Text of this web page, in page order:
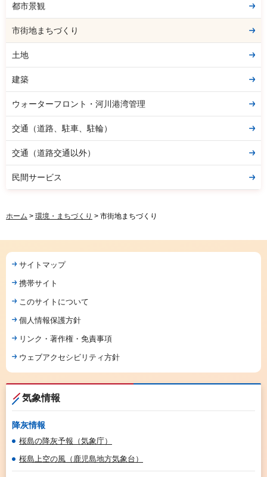
都市景観
市街地まちづくり
土地
建築
ウォーターフロント・河川港湾管理
交通（道路、駐車、駐輪）
交通（道路交通以外）
民間サービス
ホーム > 環境・まちづくり > 市街地まちづくり
サイトマップ
携帯サイト
このサイトについて
個人情報保護方針
リンク・著作権・免責事項
ウェブアクセシビリティ方針
気象情報
降灰情報
桜島の降灰予報（気象庁）
桜島上空の風（鹿児島地方気象台）